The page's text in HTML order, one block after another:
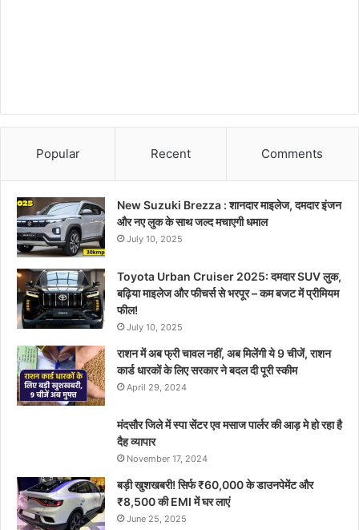
Popular Recent Comments
New Suzuki Brezza : शानदार माइलेज, दमदार इंजन
और नए लुक के साथ जल्द मचाएगी धमाल
July 10, 2025
Toyota Urban Cruiser 2025: दमदार SUV लुक,
बढ़िया माइलेज और फीचर्स से भरपूर – कम बजट में प्रीमियम
फील!
July 10, 2025
राशन में अब फ्री चावल नहीं, अब मिलेंगी ये 9 चीजें, राशन
कार्ड धारकों के लिए सरकार ने बदल दी पूरी स्कीम
April 29, 2024
मंदसौर जिले में स्पा सेंटर एव मसाज पार्लर की आड़ मे हो रहा है
दैह व्यापार
November 17, 2024
बड़ी खुशखबरी! सिर्फ ₹60,000 के डाउनपेमेंट और
₹8,500 की EMI में घर लाएं
June 25, 2025